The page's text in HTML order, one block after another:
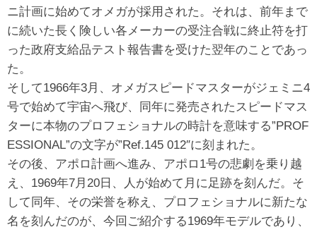
ニ計画に始めてオメガが採用された。それは、前年まで
に続いた長く険しい各メーカーの受注合戦に終止符を打
った政府支給品テスト報告書を受けた翌年のことであっ
た。
そして1966年3月、オメガスピードマスターがジェミニ4
号で始めて宇宙へ飛び、同年に発売されたスピードマス
ターに本物のプロフェショナルの時計を意味する”PROF
ESSIONAL”の文字が”Ref.145 012″に刻まれた。
その後、アポロ計画へ進み、アポロ1号の悲劇を乗り越
え、1969年7月20日、人が始めて月に足跡を刻んだ。そ
して同年、その栄誉を称え、プロフェショナルに新たな
名を刻んだのが、今回ご紹介する1969年モデルであり、